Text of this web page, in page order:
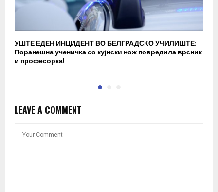
УШТЕ ЕДЕН ИНЦИДЕНТ ВО БЕЛГРАДСКО УЧИЛИШТЕ:
Поранешна ученичка со кујнски нож повредила врсник
и професорка!
LEAVE A COMMENT